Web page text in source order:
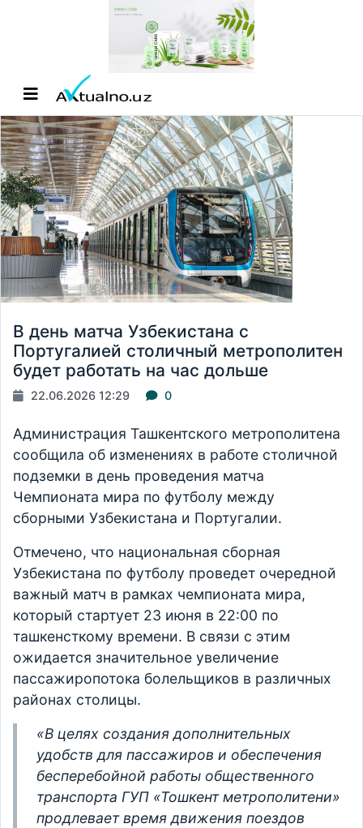
В день матча Узбекистана с
Португалией столичный метрополитен
будет работать на час дольше
22.06.2026 12:29 0
Администрация Ташкентского метрополитена
сообщила об изменениях в работе столичной
подземки в день проведения матча
Чемпионата мира по футболу между
сборными Узбекистана и Португалии.
Отмечено, что национальная сборная
Узбекистана по футболу проведет очередной
важный матч в рамках чемпионата мира,
который стартует 23 июня в 22:00 по
ташкенсткому времени. В связи с этим
ожидается значительное увеличение
пассажиропотока болельщиков в различных
районах столицы.
«В целях создания дополнительных
удобств для пассажиров и обеспечения
бесперебойной работы общественного
транспорта ГУП «Тошкент метрополитени»
продлевает время движения поездов